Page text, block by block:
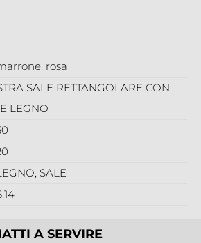
A SERVIRE
, rosa
SALE RETTANGOLARE CON
LEGNO
, SALE